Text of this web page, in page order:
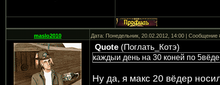
maslo2010 Дата: Понедельник, 20.02.2012, 14:00 | Сообщение
Quote(Поглать_Котэ)
каждыи день на 30 коней по
Ну да, я макс 20 вёдер